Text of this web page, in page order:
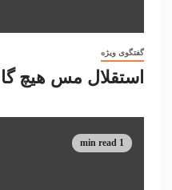
گفتگوی ویژه
استقلال مس هیچ
1 min read